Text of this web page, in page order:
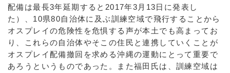
配備は最長3年延期すると2017年3月13日に発表し
た）、10県80自治体に及ぶ訓練空域で飛行することから
オスプレイの危険性を危惧する声が本土でも高まってお
り、これらの自治体やそこの住民と連携していくことが
オスプレイ配備撤回を求める沖縄の運動にとって重要で
あろうというものであった。また福田氏は、訓練空域は